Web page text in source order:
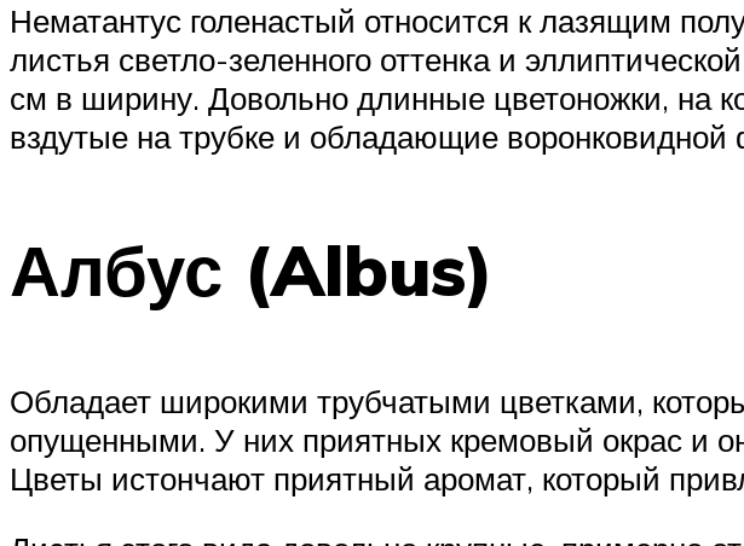
Нематантус голенастый относится к лазящим
листья светло-зеленного оттенка и
см в ширину. Довольно длинные цветоножки, на
вздутые на трубке и обладающие
Албус (Albus)
Обладает широкими трубчатыми цветками,
опущенными. У них приятных кремовый окрас и
Цветы истончают приятный аромат, который